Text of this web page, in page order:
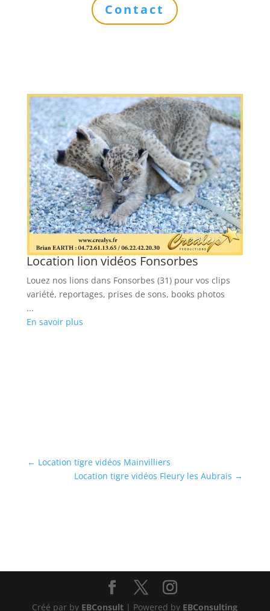
Contact
Location lion vidéos Fonsorbes
Louez nos lions dans Fonsorbes (31) pour vos clips
variété, reportages, prises de sons, books photos
...
En savoir plus
← Location tigre vidéos Mainvilliers
Location tigre vidéos Fleury les Aubrais →
Créé par by EBConsult | Powered by EBConsulting